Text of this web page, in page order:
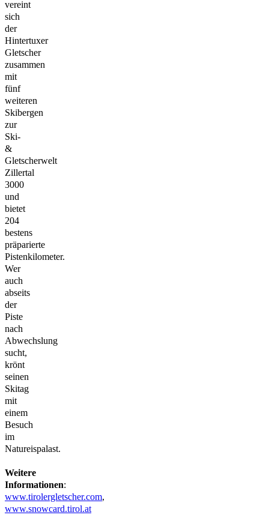
vereint
sich
der
Hintertuxer
Gletscher
zusammen
mit
fünf
weiteren
Skibergen
zur
Ski-
&
Gletscherwelt
Zillertal
3000
und
bietet
204
bestens
präparierte
Pistenkilometer.
Wer
auch
abseits
der
Piste
nach
Abwechslung
sucht,
krönt
seinen
Skitag
mit
einem
Besuch
im
Natureispalast.
Weitere
Informationen:
www.tirolergletscher.com,
www.snowcard.tirol.at